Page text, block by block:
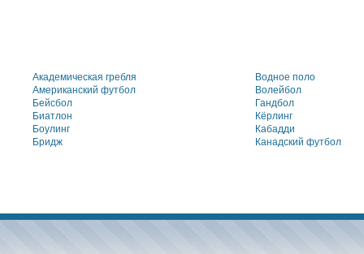
Академическая гребля
Американский футбол
Бейсбол
Биатлон
Боулинг
Бридж
Водное поло
Волейбол
Гандбол
Кёрлинг
Кабадди
Канадский футбол